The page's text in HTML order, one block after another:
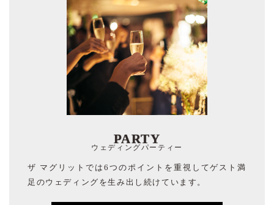
PARTY
ウェディングパーティー
ザ マグリットでは6つのポイントを重視してゲスト満
足のウェディングを生み出し続けています。